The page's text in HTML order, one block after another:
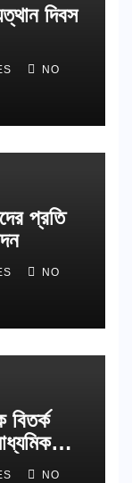
দিবস
NO
প্রতি
NO
বিতর্ক
NO